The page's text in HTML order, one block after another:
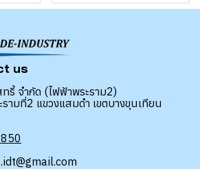
us
รี้ จำกัด (ไฟฟ้าพระราม2)
มที่2 แขวงแสมดำ เขตบางขุนเทียน